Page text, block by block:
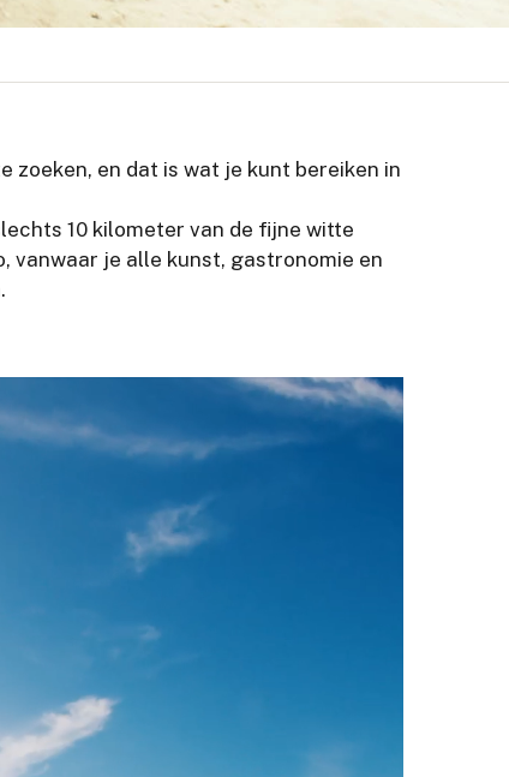
zoeken, en dat is wat je kunt bereiken in
10 kilometer van de fijne witte
vanwaar je alle kunst, gastronomie en